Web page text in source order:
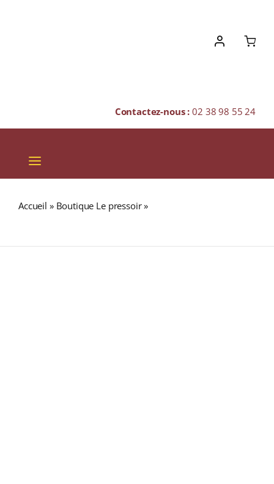
Contactez-nous :02 38 98 55 24
Toggle
Navigation
SPIRITUEUX
Accueil » Boutique Le pressoir»